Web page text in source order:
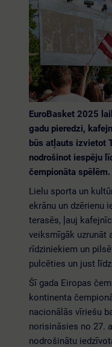
EuroBasket 2025
gadu pieredzi,
būs atļauts izvietot
nodrošinot iespēju
čempionāta spēlēm.
Lielu sporta un
ekrānu un dzērienu
terasēs, ļauj
veiksmīgāk uzrunāt
rīdziniekiem un
pulcēties un just
Šī gada Eiropas
kontinenta
nacionālās vīriešu
norisināsies no 27.
nodrošinātu